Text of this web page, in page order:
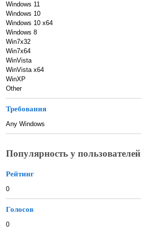
Windows 11
Windows 10
Windows 10 x64
Windows 8
Win7x32
Win7x64
WinVista
WinVista x64
WinXP
Other
Требования
Any Windows
Популярность у пользователей
Рейтинг
0
Голосов
0